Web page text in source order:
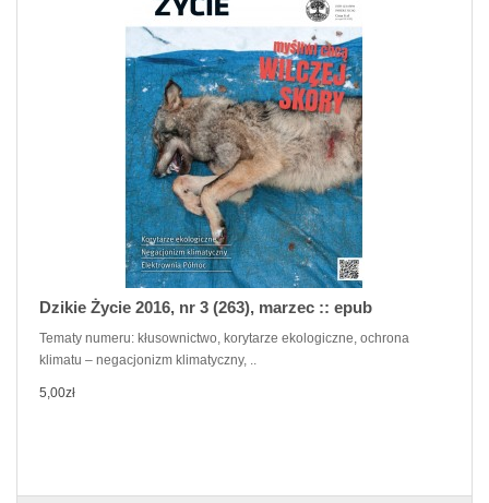
Dzikie Życie 2016, nr 3 (263), marzec :: epub
Tematy numeru: kłusownictwo, korytarze ekologiczne, ochrona
klimatu – negacjonizm klimatyczny, ..
5,00zł